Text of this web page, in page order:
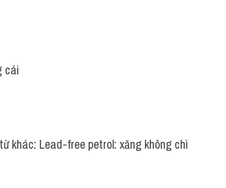
cái
khác: Lead-free petrol: xăng không chì